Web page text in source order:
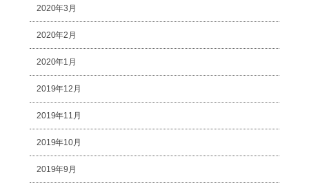
2020年3月
2020年2月
2020年1月
2019年12月
2019年11月
2019年10月
2019年9月